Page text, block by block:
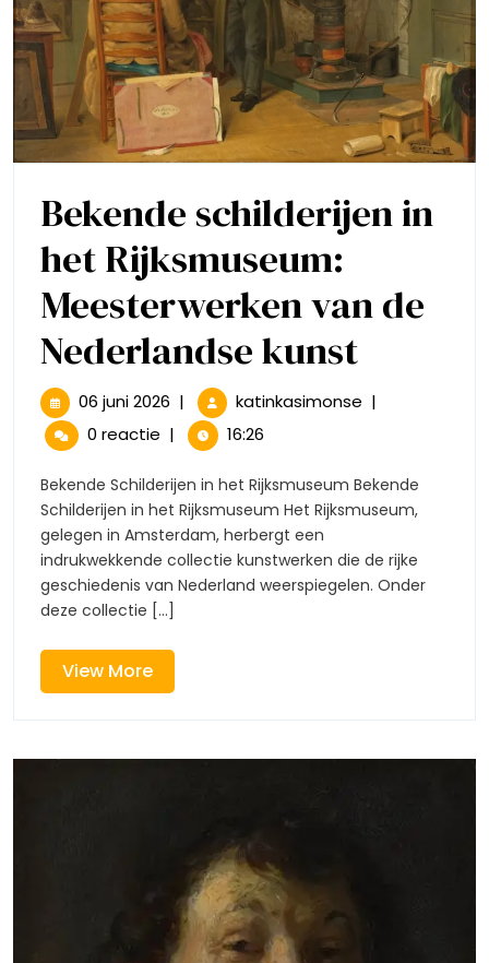
Bekende schilderijen in
het Rijksmuseum:
Meesterwerken van de
Nederlandse kunst
het
kunst
06 juni 2026 06
juni
2026
| katinkasimonse Bekende
Rijksmuseum:
Meesterwerken
de
Nederlandse
|
0 reactie | 16:26
Bekende Schilderijen in het Rijksmuseum Bekende
Schilderijen in het Rijksmuseum Het Rijksmuseum,
gelegen in Amsterdam, herbergt een
indrukwekkende collectie kunstwerken die de rijke
geschiedenis van Nederland weerspiegelen. Onder
deze collectie [...]
View MoreView
More